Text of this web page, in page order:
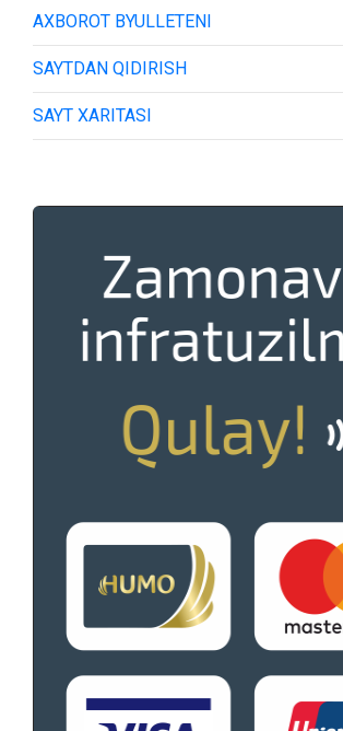
AXBOROT BYULLETENI
SAYTDAN QIDIRISH
SAYT XARITASI